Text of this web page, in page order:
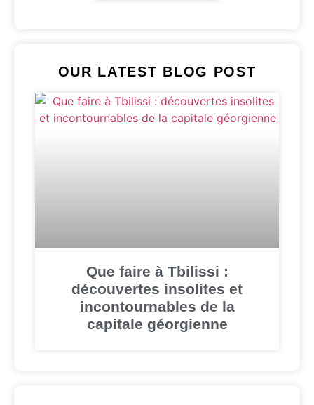
OUR LATEST BLOG POST
Que faire à Tbilissi :
découvertes insolites et
incontournables de la
capitale géorgienne